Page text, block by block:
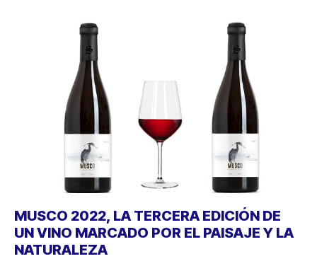
MUSCO 2022, LA TERCERA EDICIÓN DE
UN VINO MARCADO POR EL PAISAJE Y LA
NATURALEZA